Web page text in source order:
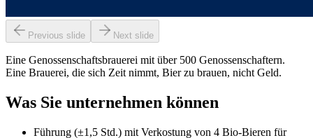
Previous slide Next slide
Eine Genossenschaftsbrauerei mit über 500 Genossenschaftern.
Eine Brauerei, die sich Zeit nimmt, Bier zu brauen, nicht Geld.
Was Sie unternehmen können
Führung (±1,5 Std.) mit Verkostung von 4 Bio-Bieren für